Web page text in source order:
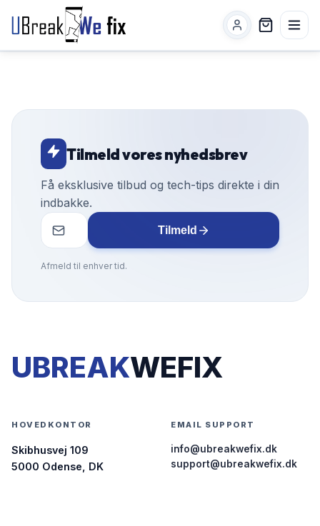
Tilmeld vores nyhedsbrev
Få eksklusive tilbud og tech-tips direkte i din
indbakke.
Tilmeld
Afmeld til enhver tid.
UBREAKWEFIX
HOVEDKONTOR
Skibhusvej 109
5000 Odense, DK
EMAIL SUPPORT
info@ubreakwefix.dk
support@ubreakwefix.dk